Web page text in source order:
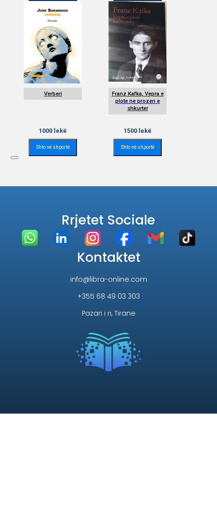
Verberi
1000 lekë
Shto në shportë
Franz Kafka, Vepra e
plote ne prozen e
shkurter
1500 lekë
Shto në shportë
Rrjetet Sociale
Kontaktet
info@libra-online.com
+355 68 49 03 303
Pazari i ri, Tirane